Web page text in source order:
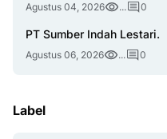
Agustus 04, 2026 ... 0
PT Sumber Indah Lestari.
Agustus 06, 2026 ... 0
Label